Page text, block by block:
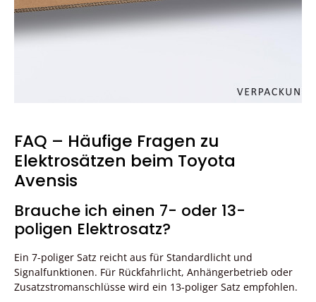
FAQ – Häufige Fragen zu
Elektrosätzen beim Toyota
Avensis
Brauche ich einen 7- oder 13-
poligen Elektrosatz?
Ein 7-poliger Satz reicht aus für Standardlicht und
Signalfunktionen. Für Rückfahrlicht, Anhängerbetrieb oder
Zusatzstromanschlüsse wird ein 13-poliger Satz empfohlen.